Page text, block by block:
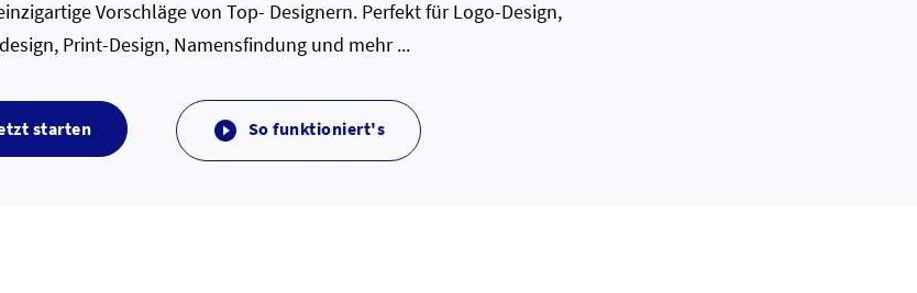
Vorschläge von Top- Designern. Perfekt für Logo-Design,
Print-Design, Namensfindung und mehr ...
starten  So funktioniert's